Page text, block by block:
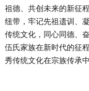
祖德、共创未来的新征
纽带，牢记先祖遗训、
传统文化，同心同德、
伍氏家族在新时代的征
秀传统文化在宗族传承